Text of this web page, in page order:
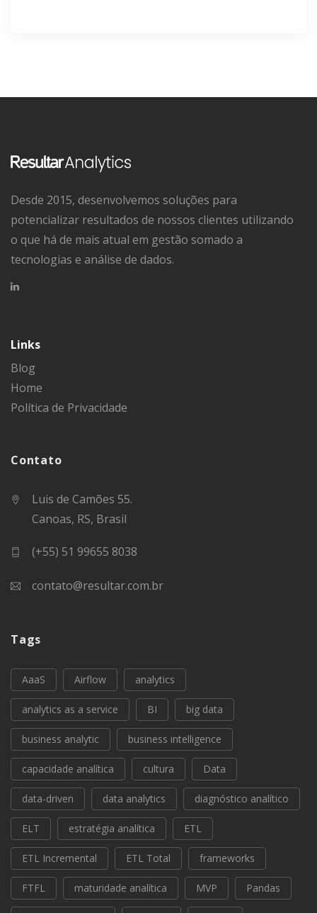
Desde 2015, desenvolvemos soluções para
potencializar resultados de nossos clientes utilizando
o que há de mais atual em gestão somado a
tecnologias e análise de dados.
Links
Blog
Home
Política de Privacidade
Contato
Luis de Camões 55.
Canoas, RS, Brasil
(+55) 51 99655 8038
contato@resultar.com.br
Tags
AaaS Airflow analytics
analytics as a service BI big data
business analytic business intelligence
capacidade analítica cultura Data
data-driven data analytics diagnóstico analítico
ELT estratégia analítica ETL
ETL Incremental ETL Total frameworks
FTFL maturidade analítica MVP Pandas